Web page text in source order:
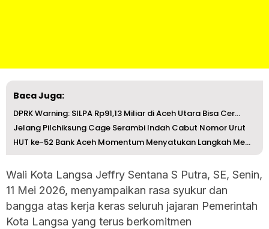
Baca Juga:
DPRK Warning: SILPA Rp91,13 Miliar di Aceh Utara Bisa Cer...
Jelang Pilchiksung Cage Serambi Indah Cabut Nomor Urut
HUT ke-52 Bank Aceh Momentum Menyatukan Langkah Membangun...
Wali Kota Langsa Jeffry Sentana S Putra, SE, Senin,
11 Mei 2026, menyampaikan rasa syukur dan
bangga atas kerja keras seluruh jajaran Pemerintah
Kota Langsa yang terus berkomitmen